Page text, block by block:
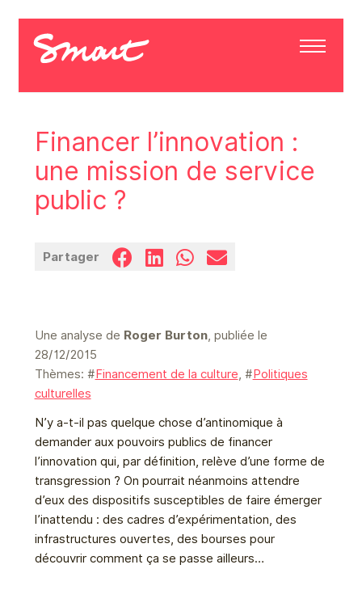
Financer l’innovation :
une mission de service
public ?
Partager
Une analyse de Roger Burton, publiée le
28/12/2015
Thèmes: #Financement de la culture , #Politiques
culturelles
N’y a-t-il pas quelque chose d’antinomique à
demander aux pouvoirs publics de financer
l’innovation qui, par définition, relève d’une forme de
transgression ? On pourrait néanmoins attendre
d’eux des dispositifs susceptibles de faire émerger
l’inattendu : des cadres d’expérimentation, des
infrastructures ouvertes, des bourses pour
découvrir comment ça se passe ailleurs…